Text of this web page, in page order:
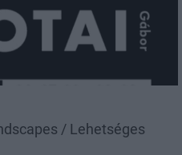
/ Lehetséges